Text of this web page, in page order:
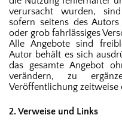
verursacht wurden, sind
sofern seitens des
oder grob fahrlässiges
Alle Angebote sind
Autor behält es sich
das gesamte Angebot
verändern, zu
Veröffentlichung zeitweise
2. Verweise und Links